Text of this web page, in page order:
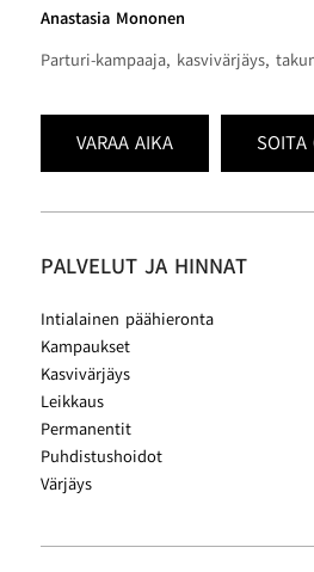
Anastasia Mononen
Parturi-kampaaja, kasvivärjäys,
VARAA AIKA
PALVELUT JA HINNAT
Intialainen päähieronta
Kampaukset
Kasvivärjäys
Leikkaus
Permanentit
Puhdistushoidot
Värjäys